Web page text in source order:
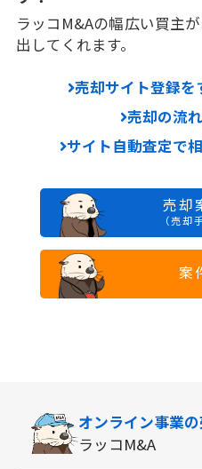
ラッコM&Aの幅広い買主
出してくれます。
売却サイト登録を
売却の流
サイト自動査定で
売却
（売却
案
オンライン事業の
ラッコM&A